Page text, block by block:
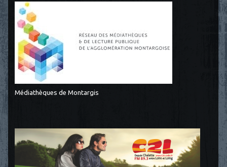
Médiathèques de Montargis